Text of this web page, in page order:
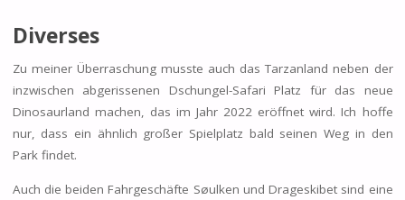
Diverses
Zu meiner Überraschung musste auch das Tarzanland neben der
inzwischen abgerissenen Dschungel-Safari Platz für das neue
Dinosaurland machen, das im Jahr 2022 eröffnet wird. Ich hoffe
nur, dass ein ähnlich großer Spielplatz bald seinen Weg in den
Park findet.
Auch die beiden Fahrgeschäfte Søulken und Drageskibet sind eine